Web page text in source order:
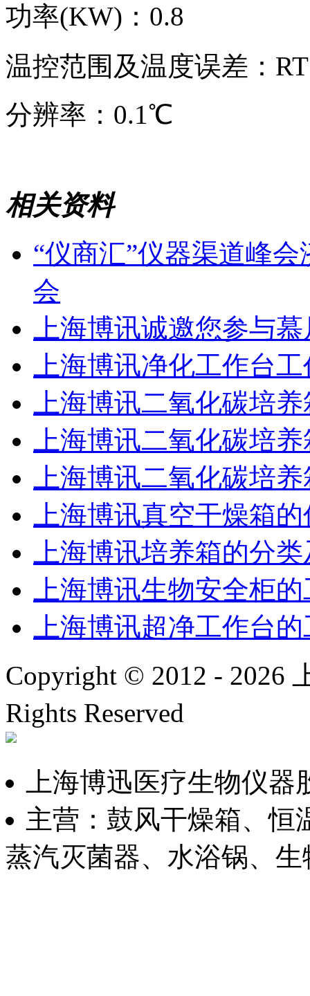
功率(KW)：0.8
温控范围及温度误差：
分辨率：0.1℃
相关资料
“仪商汇”仪器渠道峰
会
上海博讯诚邀您参与
上海博讯净化工作台
上海博讯二氧化碳培
上海博讯二氧化碳培
上海博讯二氧化碳培
上海博讯真空干燥箱
上海博讯培养箱的分
上海博讯生物安全柜
上海博讯超净工作台
Copyright © 2012 - 2026
Rights Reserved
上海博迅医疗生物仪器
主营：鼓风干燥箱、恒
蒸汽灭菌器、水浴锅、